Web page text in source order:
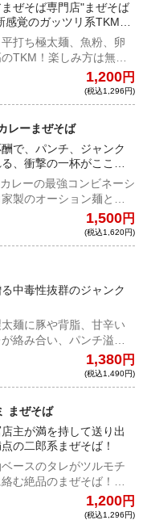
ぜそば専門店"まぜそば
覚のガッツリ系TKMが
打ち極太麺、魚粉、卵
TKM！楽しみ方は無限
スタマイズで自分好みの
1,200円
(税込1,296円)
レーまぜそば
で、パンチ、ジャンク
、衝撃の一杯がここに
レーの最強コンビネーシ
製のオーション麺とカ
み合わさった悶絶級の味
グオブジャンク！
1,500円
(税込1,620円)
中毒性抜群のジャンク
麺に豚や背脂、甘辛い
絡み合い、パンチ溢れ
なし二郎系インスパイ
1,380円
(税込1,490円)
まぜそば
主が満を持して送り出
の二郎系まぜそば！
ースのタレがツルモチ
む絶品のまぜそば！ト
ラアゲも同梱する完全仕
！
1,200円
(税込1,296円)